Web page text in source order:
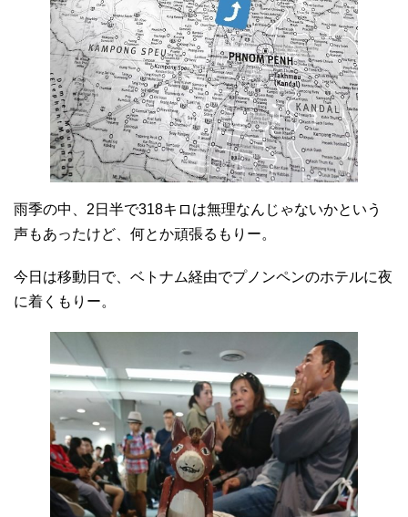
雨季の中、2日半で318キロは無理なんじゃないかという
声もあったけど、何とか頑張るもりー。
今日は移動日で、ベトナム経由でプノンペンのホテルに夜
に着くもりー。